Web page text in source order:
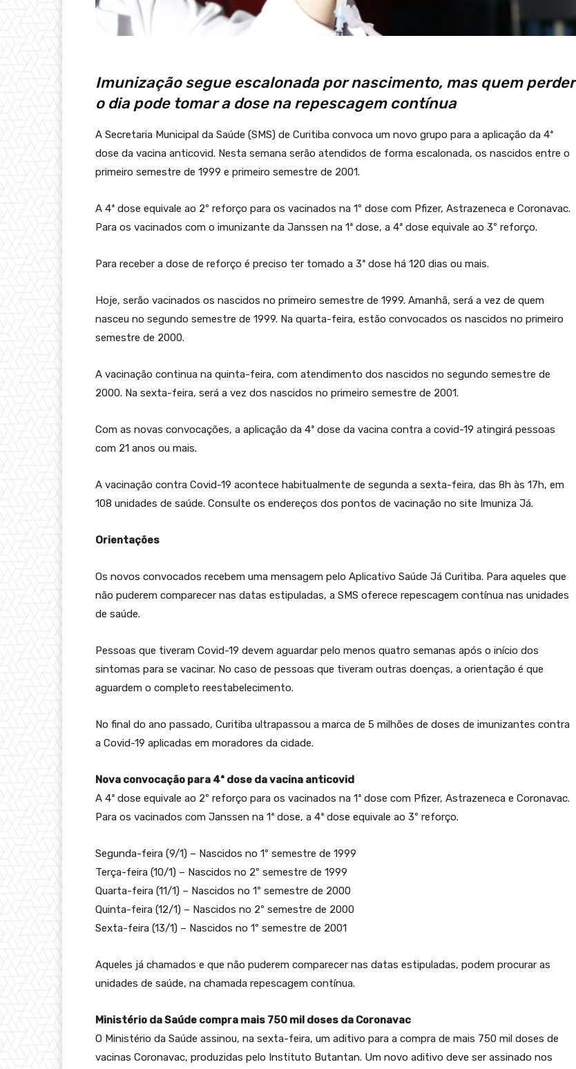
Imunização segue escalonada por nascimento, mas quem perder
o dia pode tomar a dose na repescagem contínua
A Secretaria Municipal da Saúde (SMS) de Curitiba convoca um novo grupo para a aplicação da 4ª
dose da vacina anticovid. Nesta semana serão atendidos de forma escalonada, os nascidos entre o
primeiro semestre de 1999 e primeiro semestre de 2001.
A 4ª dose equivale ao 2º reforço para os vacinados na 1º dose com Pfizer, Astrazeneca e Coronavac.
Para os vacinados com o imunizante da Janssen na 1ª dose, a 4ª dose equivale ao 3º reforço.
Para receber a dose de reforço é preciso ter tomado a 3ª dose há 120 dias ou mais.
Hoje, serão vacinados os nascidos no primeiro semestre de 1999. Amanhã, será a vez de quem
nasceu no segundo semestre de 1999. Na quarta-feira, estão convocados os nascidos no primeiro
semestre de 2000.
A vacinação continua na quinta-feira, com atendimento dos nascidos no segundo semestre de
2000. Na sexta-feira, será a vez dos nascidos no primeiro semestre de 2001.
Com as novas convocações, a aplicação da 4ª dose da vacina contra a covid-19 atingirá pessoas
com 21 anos ou mais.
A vacinação contra Covid-19 acontece habitualmente de segunda a sexta-feira, das 8h às 17h, em
108 unidades de saúde. Consulte os endereços dos pontos de vacinação no site Imuniza Já.
Orientações
Os novos convocados recebem uma mensagem pelo Aplicativo Saúde Já Curitiba. Para aqueles que
não puderem comparecer nas datas estipuladas, a SMS oferece repescagem contínua nas unidades
de saúde.
Pessoas que tiveram Covid-19 devem aguardar pelo menos quatro semanas após o início dos
sintomas para se vacinar. No caso de pessoas que tiveram outras doenças, a orientação é que
aguardem o completo reestabelecimento.
No final do ano passado, Curitiba ultrapassou a marca de 5 milhões de doses de imunizantes contra
a Covid-19 aplicadas em moradores da cidade.
Nova convocação para 4ª dose da vacina anticovid
A 4ª dose equivale ao 2º reforço para os vacinados na 1ª dose com Pfizer, Astrazeneca e Coronavac.
Para os vacinados com Janssen na 1ª dose, a 4ª dose equivale ao 3º reforço.
Segunda-feira (9/1) – Nascidos no 1º semestre de 1999
Terça-feira (10/1) – Nascidos no 2º semestre de 1999
Quarta-feira (11/1) – Nascidos no 1º semestre de 2000
Quinta-feira (12/1) – Nascidos no 2º semestre de 2000
Sexta-feira (13/1) – Nascidos no 1º semestre de 2001
Aqueles já chamados e que não puderem comparecer nas datas estipuladas, podem procurar as
unidades de saúde, na chamada repescagem contínua.
Ministério da Saúde compra mais 750 mil doses da Coronavac
O Ministério da Saúde assinou, na sexta-feira, um aditivo para a compra de mais 750 mil doses de
vacinas Coronavac, produzidas pelo Instituto Butantan. Um novo aditivo deve ser assinado nos